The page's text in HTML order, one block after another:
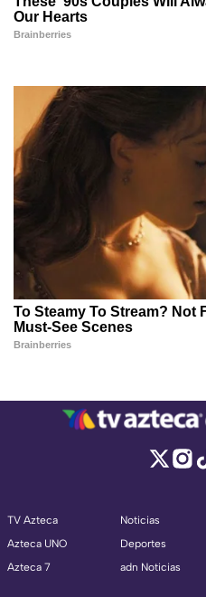
TV Azteca
Azteca UNO
Azteca 7
Noticias
Deportes
adn Noticias